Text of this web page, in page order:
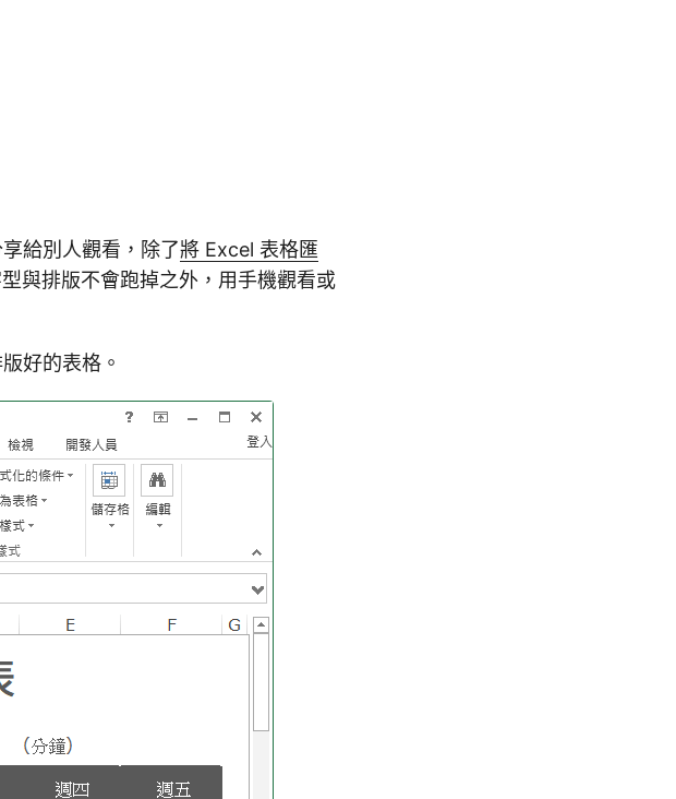
給別人觀看，除了將 Excel 表格匯
與排版不會跑掉之外，用手機觀看或
好的表格。